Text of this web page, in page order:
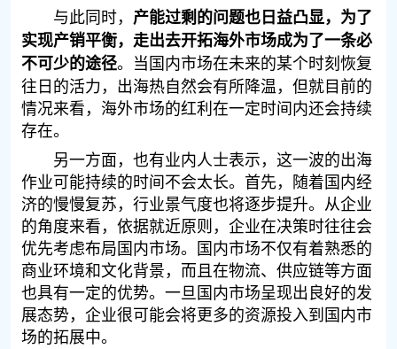
与此同时， 产能过剩的问题也日益凸显，为了
实现产销平衡，走出去开拓海外市场成为了一条必
不可少的途径。当国内市场在未来的某个时刻恢复
往日的活力，出海热自然会有所降温，但就目前的
情况来看，海外市场的红利在一定时间内还会持续
存在。
另一方面，也有业内人士表示，这一波的出海
作业可能持续的时间不会太长。首先，随着国内经
济的慢慢复苏，行业景气度也将逐步提升。从企业
的角度来看，依据就近原则，企业在决策时往往会
优先考虑布局国内市场。国内市场不仅有着熟悉的
商业环境和文化背景，而且在物流、供应链等方面
也具有一定的优势。一旦国内市场呈现出良好的发
展态势，企业很可能会将更多的资源投入到国内市
场的拓展中。